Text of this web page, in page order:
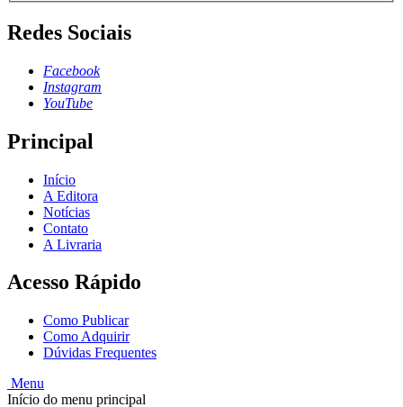
Redes Sociais
Facebook
Instagram
YouTube
Principal
Início
A Editora
Notícias
Contato
A Livraria
Acesso Rápido
Como Publicar
Como Adquirir
Dúvidas Frequentes
Menu
Início do menu principal